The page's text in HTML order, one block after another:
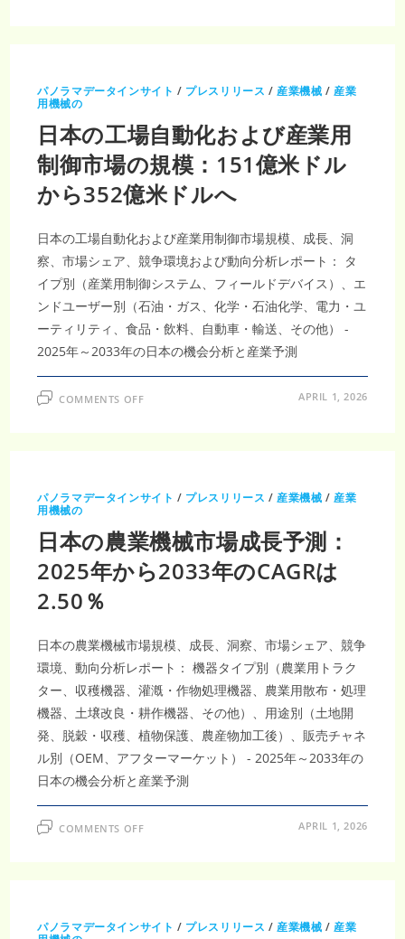
場、
2035
億
7,265
万
米
ド
ル
規
｜
CAGR2.79％
で
進
む
建
設・
DIY
需
要
拡
パノラマデータインサイト / プレスリリース /産業機械 /産業
用機械の
日本の工場自動化および産業用
制御市場の規模：151億米ドル
から352億米ドルへ
日本の工場自動化および産業用制御市場規模、成長、洞
察、市場シェア、競争環境および動向分析レポート： タ
イプ別（産業用制御システム、フィールドデバイス）、エ
ンドユーザー別（石油・ガス、化学・石油化学、電力・ユ
ーティリティ、食品・飲料、自動車・輸送、その他） -
2025年～2033年の日本の機会分析と産業予測
COMMENTS OFFON
化
お
産
業
用
制
御
模：
151
億
米
ド
ル
か
ら
352
億
米
ド
ル
APRIL 1, 2026
パノラマデータインサイト / プレスリリース /産業機械 /産業
用機械の
日本の農業機械市場成長予測：
2025年から2033年のCAGRは
2.50％
日本の農業機械市場規模、成長、洞察、市場シェア、競争
環境、動向分析レポート： 機器タイプ別（農業用トラク
ター、収穫機器、灌漑・作物処理機器、農業用散布・処理
機器、土壌改良・耕作機器、その他）、用途別（土地開
発、脱穀・収穫、植物保護、農産物加工後）、販売チャネ
ル別（OEM、アフターマーケット） - 2025年～2033年の
日本の機会分析と産業予測
COMMENTS OFFON
市
場
APRIL 1, 2026
パノラマデータインサイト / プレスリリース /産業機械 /産業